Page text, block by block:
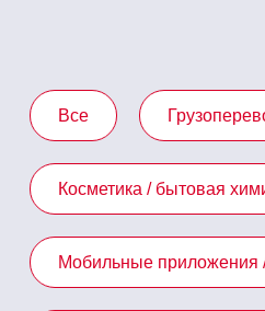
Все
Косметика / бытовая
Мобильные приложения